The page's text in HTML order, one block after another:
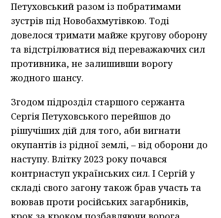
Петуховський разом із побратимами
зустрів під Новобахмутівкою. Тоді
довелося тримати майже кругову оборону
та відстрілюватися від переважаючих сил
противника, не залишивши ворогу
жодного шансу.
Згодом підрозділ старшого сержанта
Сергія Петуховського перейшов до
рішучіших дій для того, аби вигнати
окупантів із рідної землі, – від оборони до
наступу. Влітку 2023 року почався
контрнаступ українських сил. І Сергій у
складі свого загону також брав участь та
воював проти російських загарбників,